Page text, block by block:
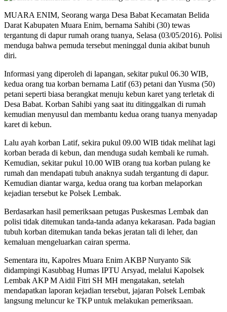
MUARA ENIM, Seorang warga Desa Babat Kecamatan Belida
Darat Kabupaten Muara Enim, bernama Sahibi (30) tewas
tergantung di dapur rumah orang tuanya, Selasa (03/05/2016). Polisi
menduga bahwa pemuda tersebut meninggal dunia akibat bunuh
diri.
Informasi yang diperoleh di lapangan, sekitar pukul 06.30 WIB,
kedua orang tua korban bernama Latif (63) petani dan Yusma (50)
petani seperti biasa berangkat menuju kebun karet yang terletak di
Desa Babat. Korban Sahibi yang saat itu ditinggalkan di rumah
kemudian menyusul dan membantu kedua orang tuanya menyadap
karet di kebun.
Lalu ayah korban Latif, sekira pukul 09.00 WIB tidak melihat lagi
korban berada di kebun, dan menduga sudah kembali ke rumah.
Kemudian, sekitar pukul 10.00 WIB orang tua korban pulang ke
rumah dan mendapati tubuh anaknya sudah tergantung di dapur.
Kemudian diantar warga, kedua orang tua korban melaporkan
kejadian tersebut ke Polsek Lembak.
Berdasarkan hasil pemeriksaan petugas Puskesmas Lembak dan
polisi tidak ditemukan tanda-tanda adanya kekarasan. Pada bagian
tubuh korban ditemukan tanda bekas jeratan tali di leher, dan
kemaluan mengeluarkan cairan sperma.
Sementara itu, Kapolres Muara Enim AKBP Nuryanto Sik
didampingi Kasubbag Humas IPTU Arsyad, melalui Kapolsek
Lembak AKP M Aidil Fitri SH MH mengatakan, setelah
mendapatkan laporan kejadian tersebut, jajaran Polsek Lembak
langsung meluncur ke TKP untuk melakukan pemeriksaan.